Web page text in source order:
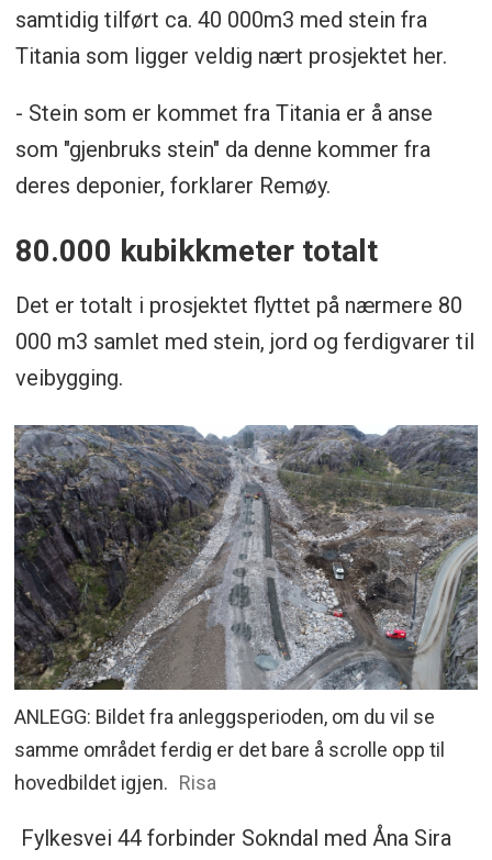
samtidig tilført ca. 40 000m3 med stein fra
Titania som ligger veldig nært prosjektet her.
- Stein som er kommet fra Titania er å anse
som "gjenbruks stein" da denne kommer fra
deres deponier, forklarer Remøy.
80.000 kubikkmeter totalt
Det er totalt i prosjektet flyttet på nærmere 80
000 m3 samlet med stein, jord og ferdigvarer til
veibygging.
ANLEGG: Bildet fra anleggsperioden, om du vil se
samme området ferdig er det bare å scrolle opp til
hovedbildet igjen. Risa
Fylkesvei 44 forbinder Sokndal med Åna Sira